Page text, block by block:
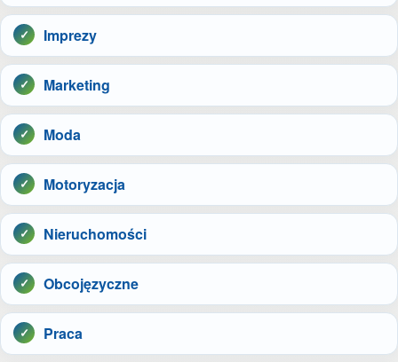
Imprezy
Marketing
Moda
Motoryzacja
Nieruchomości
Obcojęzyczne
Praca